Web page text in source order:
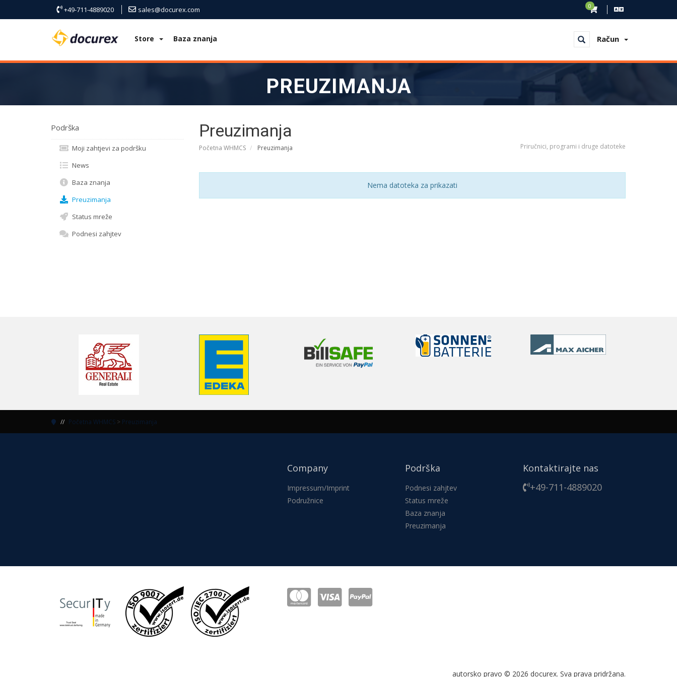
+49-711-4889020 sales@docurex.com 0
Račun
Store Baza znanja
PREUZIMANJA
Preuzimanja
Početna WHMCS Preuzimanja Priručnici, programi i druge datoteke
Nema datoteka za prikazati
Podrška
Moji zahtjevi za podršku
News
Baza znanja
Preuzimanja
Status mreže
Podnesi zahjtev
Početna WHMCS > Preuzimanja
Company
Impressum/Imprint
Podružnice
Podrška
Podnesi zahjtev
Status mreže
Baza znanja
Preuzimanja
Kontaktirajte nas
+49-711-4889020
autorsko pravo © 2026 docurex. Sva prava pridržana.